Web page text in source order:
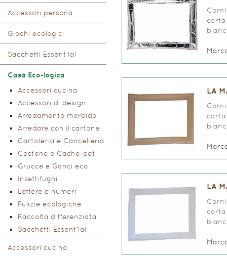
Accessori persona
Giochi ecologici
Sacchetti Essent'ial
Casa Eco-logica
Accessori cucina
Accessori di design
Arredamento morbido
Arredare con il cartone
Cartoleria e Cancelleria
Cestone e Cache-pot
Grucce e Ganci eco
Insettifughi
Lettere e numeri
Pulizie ecologiche
Raccolta differenziata
Sacchetti Essent'ial
Accessori cucina
carta
LA
carta
LA
carta